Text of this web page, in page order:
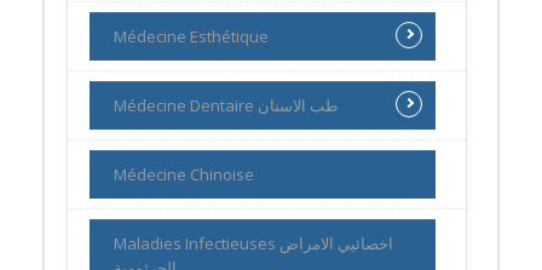
Médecine Esthétique
Médecine Dentaire طب الاسنان
Médecine Chinoise
Maladies Infectieuses اخصائيي الامراض